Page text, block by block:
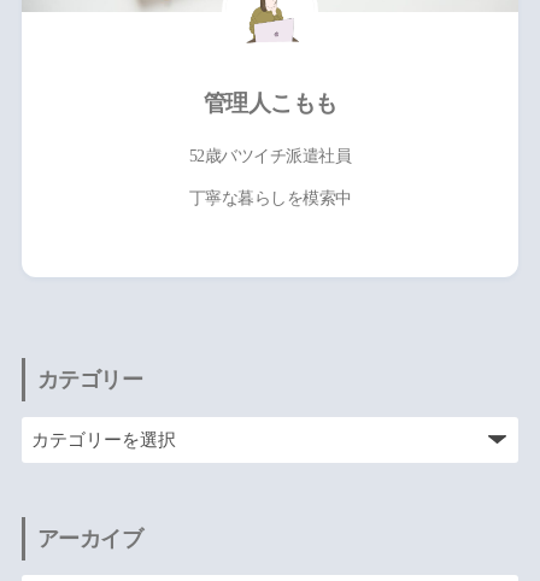
管理人こもも
52歳バツイチ派遣社員
丁寧な暮らしを模索中
カテゴリー
アーカイブ